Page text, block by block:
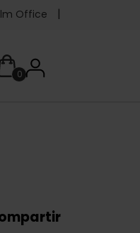
Office
0User
User menu